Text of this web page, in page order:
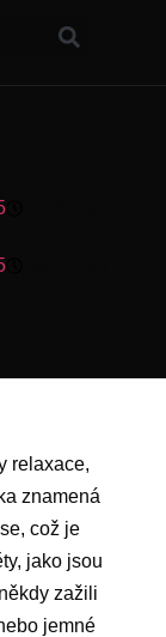
relaxace,
znamená
což je
jako jsou
zažili
jemné